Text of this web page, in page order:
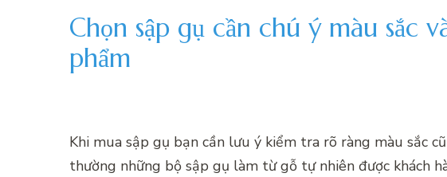
Chọn sập gụ cần chú ý màu sắc
phẩm
Khi mua sập gụ bạn cần lưu ý kiểm tra rõ ràng màu sắc
thường những bộ sập gụ làm từ gỗ tự nhiên được khách